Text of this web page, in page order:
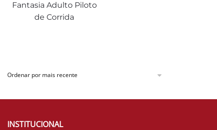
Fantasia Adulto Piloto
de Corrida
INSTITUCIONAL